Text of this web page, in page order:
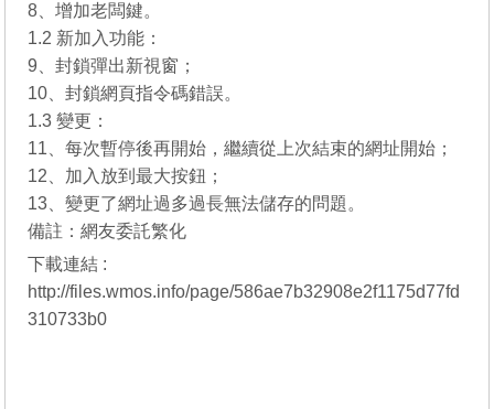
8、增加老闆鍵。
1.2 新加入功能：
9、封鎖彈出新視窗；
10、封鎖網頁指令碼錯誤。
1.3 變更：
11、每次暫停後再開始，繼續從上次結束的網址開始；
12、加入放到最大按鈕；
13、變更了網址過多過長無法儲存的問題。
備註：網友委託繁化
下載連結 :
http://files.wmos.info/page/586ae7b32908e2f1175d77fd
310733b0